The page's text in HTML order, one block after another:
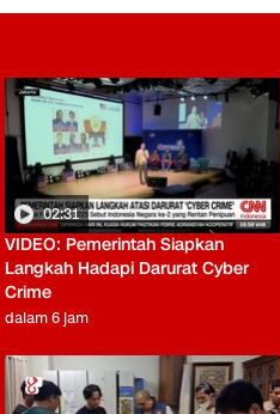
02:31
VIDEO: Pemerintah Siapkan
Langkah Hadapi Darurat Cyber
Crime
dalam 6 jam